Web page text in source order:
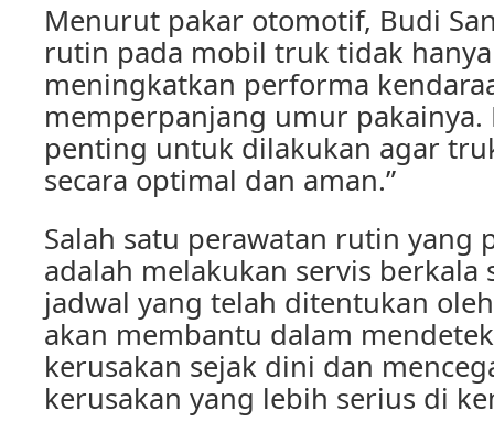
Menurut pakar otomotif, Budi
rutin pada mobil truk tidak
meningkatkan performa
memperpanjang umur pakainya.
penting untuk dilakukan agar
secara optimal dan aman.”
Salah satu perawatan rutin yang
adalah melakukan servis berkala
jadwal yang telah ditentukan
akan membantu dalam
kerusakan sejak dini dan
kerusakan yang lebih serius di